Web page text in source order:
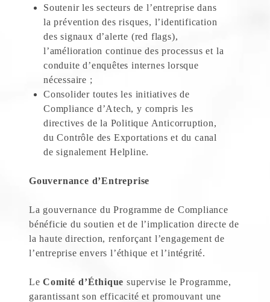
Soutenir les secteurs de l’entreprise dans
la prévention des risques, l’identification
des signaux d’alerte (red flags),
l’amélioration continue des processus et la
conduite d’enquêtes internes lorsque
nécessaire ;
Consolider toutes les initiatives de
Compliance d’Atech, y compris les
directives de la Politique Anticorruption,
du Contrôle des Exportations et du canal
de signalement Helpline.
Gouvernance d’Entreprise
La gouvernance du Programme de Compliance
bénéficie du soutien et de l’implication directe de
la haute direction, renforçant l’engagement de
l’entreprise envers l’éthique et l’intégrité.
LeComité d’Éthique supervise le Programme,
garantissant son efficacité et promouvant une